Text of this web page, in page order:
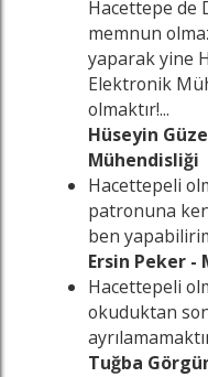
Hacettepe de
memnun
yaparak yine
Elektronik
olmaktır!...
Hüseyin
Mühendisliği
Hacettepeli
patronuna
ben
Ersin Peker
Hacettepeli
okuduktan
Tuğba